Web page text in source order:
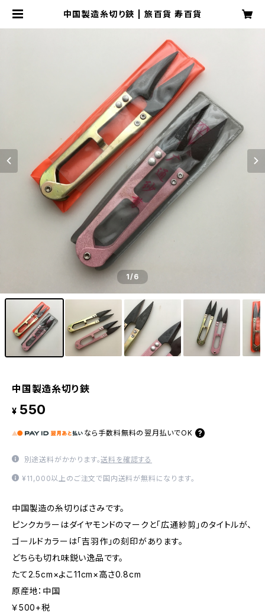
中国製造糸切り鋏 | 旅百貨 寿百貨
1/6
中国製造糸切り鋏
¥ 550
なら 手数料無料の 翌月払いでOK
別途送料がかかります。送料を確認する
¥11,000以上のご注文で国内送料が無料になります。
中国製造の糸切りばさみです。
ピンクカラーはダイヤモンドのマークと「広通紗剪」のタイトルが、
ゴールドカラーは「吉羽作」の刻印があります。
どちらも切れ味鋭い逸品です。
たて2.5cm×よこ11cm×高さ0.8cm
原産地：中国
￥500+税